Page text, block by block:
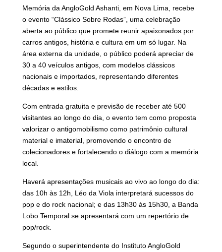
Memória da AngloGold Ashanti, em Nova Lima, recebe
o evento “Clássico Sobre Rodas”, uma celebração
aberta ao público que promete reunir apaixonados por
carros antigos, história e cultura em um só lugar. Na
área externa da unidade, o público poderá apreciar de
30 a 40 veículos antigos, com modelos clássicos
nacionais e importados, representando diferentes
décadas e estilos.
Com entrada gratuita e previsão de receber até 500
visitantes ao longo do dia, o evento tem como proposta
valorizar o antigomobilismo como patrimônio cultural
material e imaterial, promovendo o encontro de
colecionadores e fortalecendo o diálogo com a memória
local.
Haverá apresentações musicais ao vivo ao longo do dia:
das 10h às 12h, Léo da Viola interpretará sucessos do
pop e do rock nacional; e das 13h30 às 15h30, a Banda
Lobo Temporal se apresentará com um repertório de
pop/rock.
Segundo o superintendente do Instituto AngloGold